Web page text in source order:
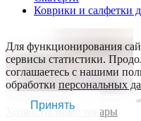
Коврики и салфетки
Хозяйственные товары
Для функционирования
сервисы статистики.
соглашаетесь с нашими
обработки персональных
Принять